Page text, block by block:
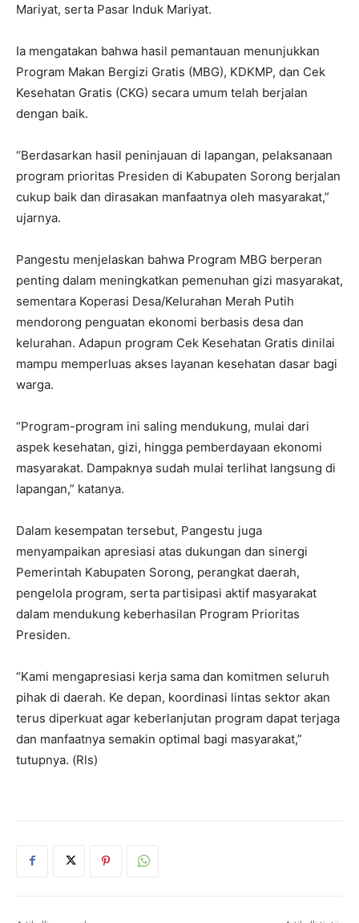
Mariyat, serta Pasar Induk Mariyat.
Ia mengatakan bahwa hasil pemantauan menunjukkan
Program Makan Bergizi Gratis (MBG), KDKMP, dan Cek
Kesehatan Gratis (CKG) secara umum telah berjalan
dengan baik.
“Berdasarkan hasil peninjauan di lapangan, pelaksanaan
program prioritas Presiden di Kabupaten Sorong berjalan
cukup baik dan dirasakan manfaatnya oleh masyarakat,”
ujarnya.
Pangestu menjelaskan bahwa Program MBG berperan
penting dalam meningkatkan pemenuhan gizi masyarakat,
sementara Koperasi Desa/Kelurahan Merah Putih
mendorong penguatan ekonomi berbasis desa dan
kelurahan. Adapun program Cek Kesehatan Gratis dinilai
mampu memperluas akses layanan kesehatan dasar bagi
warga.
“Program-program ini saling mendukung, mulai dari
aspek kesehatan, gizi, hingga pemberdayaan ekonomi
masyarakat. Dampaknya sudah mulai terlihat langsung di
lapangan,” katanya.
Dalam kesempatan tersebut, Pangestu juga
menyampaikan apresiasi atas dukungan dan sinergi
Pemerintah Kabupaten Sorong, perangkat daerah,
pengelola program, serta partisipasi aktif masyarakat
dalam mendukung keberhasilan Program Prioritas
Presiden.
“Kami mengapresiasi kerja sama dan komitmen seluruh
pihak di daerah. Ke depan, koordinasi lintas sektor akan
terus diperkuat agar keberlanjutan program dapat terjaga
dan manfaatnya semakin optimal bagi masyarakat,”
tutupnya. (Rls)